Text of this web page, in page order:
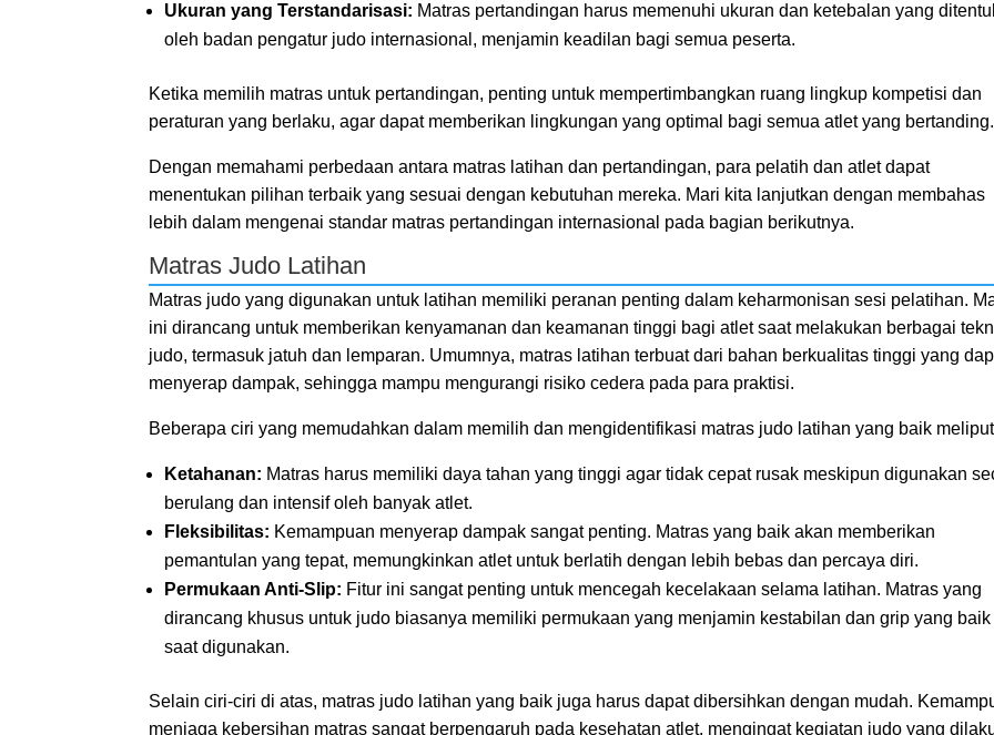
Ukuran yang Terstandarisasi: Matras pertandingan harus memenuhi ukuran dan ketebalan yang
oleh badan pengatur judo internasional, menjamin keadilan bagi semua peserta.
Ketika memilih matras untuk pertandingan, penting untuk mempertimbangkan ruang lingkup kompetisi dan
peraturan yang berlaku, agar dapat memberikan lingkungan yang optimal bagi semua atlet yang bertanding.
Dengan memahami perbedaan antara matras latihan dan pertandingan, para pelatih dan atlet dapat
menentukan pilihan terbaik yang sesuai dengan kebutuhan mereka. Mari kita lanjutkan dengan membahas
lebih dalam mengenai standar matras pertandingan internasional pada bagian berikutnya.
Matras Judo Latihan
Matras judo yang digunakan untuk latihan memiliki peranan penting dalam keharmonisan sesi pelatihan.
ini dirancang untuk memberikan kenyamanan dan keamanan tinggi bagi atlet saat melakukan berbagai
judo, termasuk jatuh dan lemparan. Umumnya, matras latihan terbuat dari bahan berkualitas tinggi yang
menyerap dampak, sehingga mampu mengurangi risiko cedera pada para praktisi.
Beberapa ciri yang memudahkan dalam memilih dan mengidentifikasi matras judo latihan yang baik
Ketahanan: Matras harus memiliki daya tahan yang tinggi agar tidak cepat rusak meskipun digunakan
berulang dan intensif oleh banyak atlet.
Fleksibilitas: Kemampuan menyerap dampak sangat penting. Matras yang baik akan memberikan
pemantulan yang tepat, memungkinkan atlet untuk berlatih dengan lebih bebas dan percaya diri.
Permukaan Anti-Slip: Fitur ini sangat penting untuk mencegah kecelakaan selama latihan. Matras yang
dirancang khusus untuk judo biasanya memiliki permukaan yang menjamin kestabilan dan grip yang baik
saat digunakan.
Selain ciri-ciri di atas, matras judo latihan yang baik juga harus dapat dibersihkan dengan mudah.
menjaga kebersihan matras sangat berpengaruh pada kesehatan atlet, mengingat kegiatan judo yang